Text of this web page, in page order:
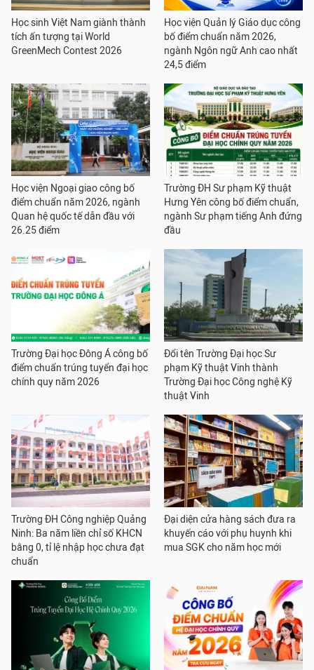
Học sinh Việt Nam giành thành
tích ấn tượng tại World
GreenMech Contest 2026
Học viện Quản lý Giáo dục công
bố điểm chuẩn năm 2026,
ngành Ngôn ngữ Anh cao nhất
24,5 điểm
Học viện Ngoại giao công bố
điểm chuẩn năm 2026, ngành
Quan hệ quốc tế dẫn đầu với
26.25 điểm
Trường ĐH Sư phạm Kỹ thuật
Hưng Yên công bố điểm chuẩn,
ngành Sư phạm tiếng Anh đứng
đầu
Trường Đại học Đông Á công bố
điểm chuẩn trúng tuyển đại học
chính quy năm 2026
Đổi tên Trường Đại học Sư
phạm Kỹ thuật Vinh thành
Trường Đại học Công nghệ Kỹ
thuật Vinh
Trường ĐH Công nghiệp Quảng
Ninh: Ba năm liền chỉ số KHCN
bằng 0, tỉ lệ nhập học chưa đạt
chuẩn
Đại diện cửa hàng sách đưa ra
khuyến cáo với phụ huynh khi
mua SGK cho năm học mới